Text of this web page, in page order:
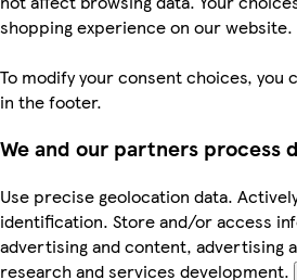
shopping experience on our website.
To modify your consent choices, you
in the footer.
We and our partners process
Use precise geolocation data.
identification. Store and/or access
advertising and content, advertising
research and services development.